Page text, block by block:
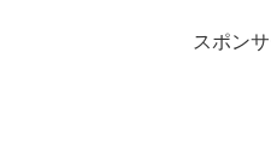
スポン